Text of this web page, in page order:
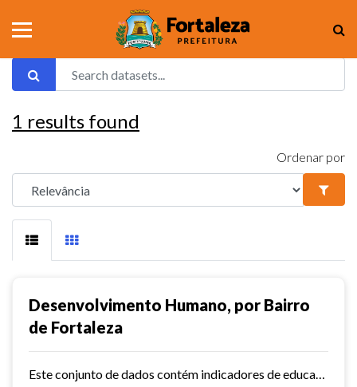
1 results found
Ordenar por
Desenvolvimento Humano, por Bairro
de Fortaleza